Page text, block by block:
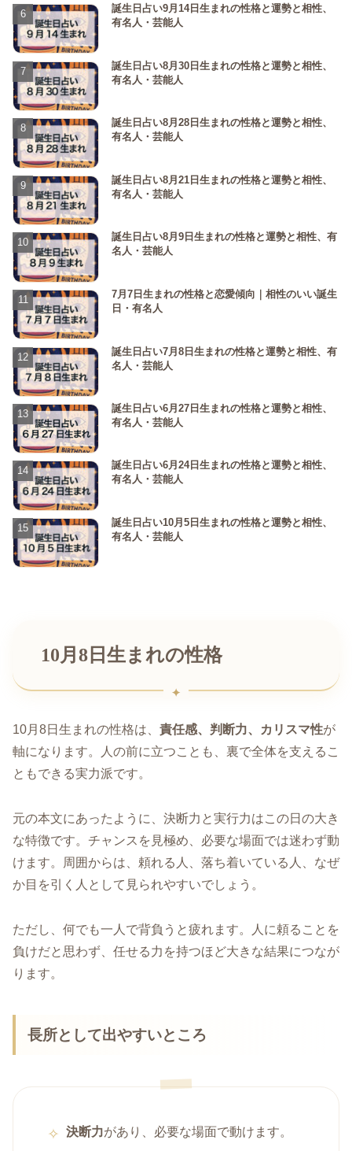
誕生日占い9月14日生まれの性格と運勢と相性、
有名人・芸能人
誕生日占い8月30日生まれの性格と運勢と相性、
有名人・芸能人
誕生日占い8月28日生まれの性格と運勢と相性、
有名人・芸能人
誕生日占い8月21日生まれの性格と運勢と相性、
有名人・芸能人
誕生日占い8月9日生まれの性格と運勢と相性、有
名人・芸能人
7月7日生まれの性格と恋愛傾向｜相性のいい誕生
日・有名人
誕生日占い7月8日生まれの性格と運勢と相性、有
名人・芸能人
誕生日占い6月27日生まれの性格と運勢と相性、
有名人・芸能人
誕生日占い6月24日生まれの性格と運勢と相性、
有名人・芸能人
誕生日占い10月5日生まれの性格と運勢と相性、
有名人・芸能人
10月8日生まれの性格
10月8日生まれの性格は、 責任感、判断力、カリスマ性が
軸になります。人の前に立つことも、裏で全体を支えるこ
ともできる実力派です。
元の本文にあったように、決断力と実行力はこの日の大き
な特徴です。チャンスを見極め、必要な場面では迷わず動
けます。周囲からは、頼れる人、落ち着いている人、なぜ
か目を引く人として見られやすいでしょう。
ただし、何でも一人で背負うと疲れます。人に頼ることを
負けだと思わず、任せる力を持つほど大きな結果につなが
ります。
長所として出やすいところ
決断力があり、必要な場面で動けます。